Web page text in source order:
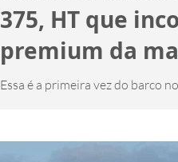
375, HT que
premium da
Essa é a primeira vez do barco